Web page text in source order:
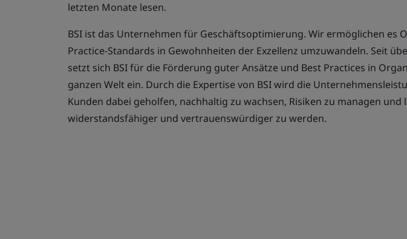
letzten Monate lesen.
BSI ist das Unternehmen für Geschäftsoptimierung. Wir ermöglichen es
Practice-Standards in Gewohnheiten der Exzellenz umzuwandeln. Seit
setzt sich BSI für die Förderung guter Ansätze und Best Practices in
ganzen Welt ein. Durch die Expertise von BSI wird die
Kunden dabei geholfen, nachhaltig zu wachsen, Risiken zu managen und
widerstandsfähiger und vertrauenswürdiger zu werden.